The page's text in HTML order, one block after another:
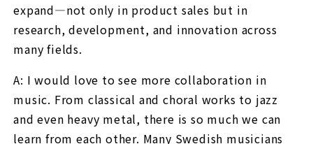
expand—not only in product sales but in
research, development, and innovation across
many fields.
A: I would love to see more collaboration in
music. From classical and choral works to jazz
and even heavy metal, there is so much we can
learn from each other. Many Swedish musicians